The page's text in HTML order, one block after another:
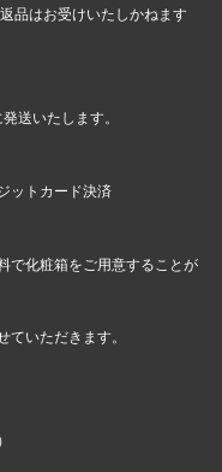
品はお受けいたしかねます
送いたします。
ットカード決済
で化粧箱をご用意することが
いただきます。